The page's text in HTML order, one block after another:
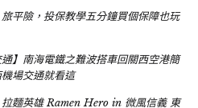
旅平險，投保教學五分鐘買個保障也玩
通】南海電鐵之難波搭車回關西空港簡
場交通就看這
拉麵英雄 Ramen Hero in 微風信義 東